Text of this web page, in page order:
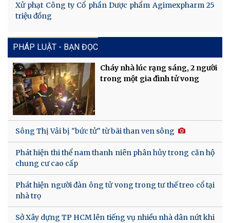
Xử phạt Công ty Cổ phần Dược phẩm Agimexpharm 25
triệu đồng
PHÁP LUẬT - BẠN ĐỌC
Cháy nhà lúc rạng sáng, 2 người
trong một gia đình tử vong
Sông Thị Vải bị "bức tử" từ bãi than ven sông
Phát hiện thi thể nam thanh niên phân hủy trong căn hộ
chung cư cao cấp
Phát hiện người đàn ông tử vong trong tư thế treo cổ tại
nhà trọ
Sở Xây dựng TP HCM lên tiếng vụ nhiều nhà dân nứt khi